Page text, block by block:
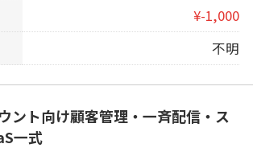
¥-1,000
不明
ント向け顧客管理・一斉配信・ス
一式